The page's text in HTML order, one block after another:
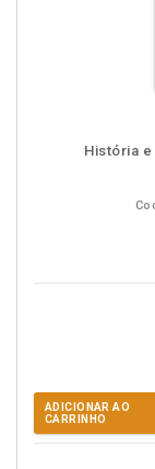
História e
ADICIONAR AO
CARRINHO